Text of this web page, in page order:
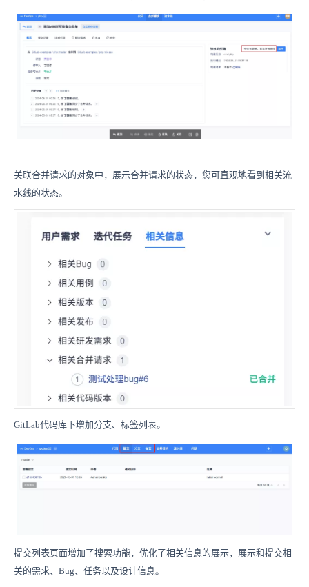
关联合并请求的对象中，展示合并请求的状态，您可直观地看到相关流
水线的状态。
GitLab代码库下增加分支、标签列表。
提交列表页面增加了搜索功能，优化了相关信息的展示，展示和提交相
关的需求、Bug、任务以及设计信息。